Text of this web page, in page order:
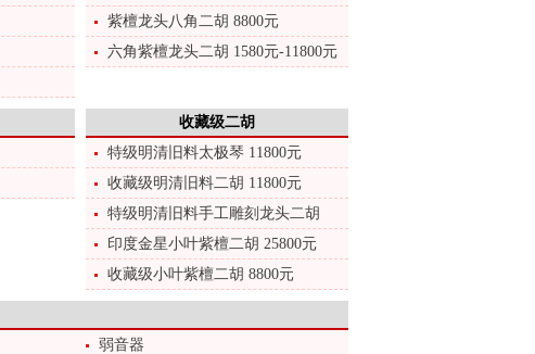
紫檀龙头八角二胡 8800元
六角紫檀龙头二胡 1580元-11800元
收藏级二胡
特级明清旧料太极琴 11800元
收藏级明清旧料二胡 11800元
特级明清旧料手工雕刻龙头二胡
印度金星小叶紫檀二胡 25800元
收藏级小叶紫檀二胡 8800元
弱音器